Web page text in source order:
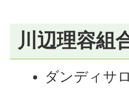
川辺理容組
ダンディサ